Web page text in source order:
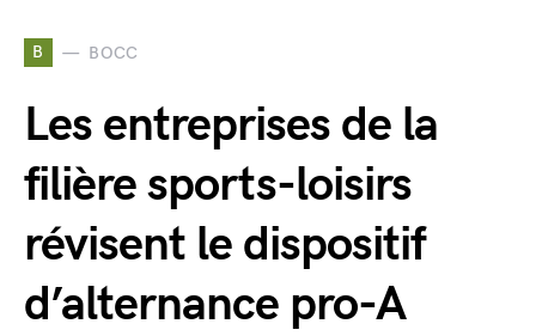
B BOCC
Les entreprises de la
filière sports-loisirs
révisent le dispositif
d’alternance pro-A